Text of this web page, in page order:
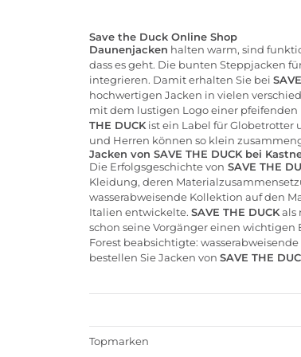
Save the Duck Online Shop
Daunenjacken halten warm, sind
dass es geht. Die bunten Steppjacken
integrieren. Damit erhalten Sie bei
hochwertigen Jacken in vielen
mit dem lustigen Logo einer pfeifenden
THE DUCK ist ein Label für Globetrotter
und Herren können so klein
Jacken von SAVE THE DUCK bei
Die Erfolgsgeschichte von SAVE THE
Kleidung, deren
wasserabweisende Kollektion auf den
Italien entwickelte. SAVE THE DUCKals
schon seine Vorgänger einen
Forest beabsichtigte:
bestellen Sie Jacken von SAVE THE
Topmarken